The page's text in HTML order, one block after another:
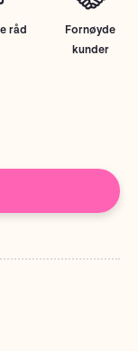
råd
Fornøyde
kunder